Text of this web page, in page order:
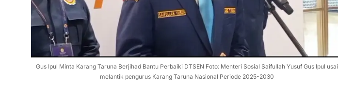
Gus Ipul Minta Karang Taruna Berjihad Bantu Perbaiki DTSEN Foto: Menteri Sosial Saifullah Yusuf Gus Ipul usai
melantik pengurus Karang Taruna Nasional Periode 2025-2030